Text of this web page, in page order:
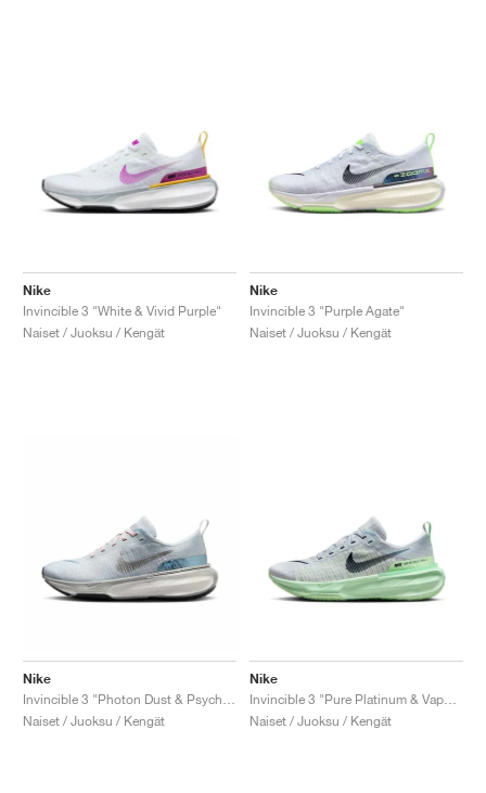
Nike
Invincible 3 "White & Vivid Purple"
Naiset / Juoksu / Kengät
Nike
Invincible 3 "Purple Agate"
Naiset / Juoksu / Kengät
Nike
Naiset / Juoksu / Kengät
Nike
Naiset / Juoksu / Kengät